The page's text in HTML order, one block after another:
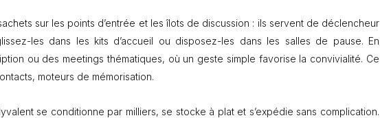
n
l
i
sur les points d’entrée et les îlots de discussion : ils servent de déclencheur
les dans les kits d’accueil ou disposez-les dans les salles de pause. En
ou des meetings thématiques, où un geste simple favorise la convivialité. Ce
moteurs de mémorisation.
se conditionne par milliers, se stocke à plat et s’expédie sans complication.